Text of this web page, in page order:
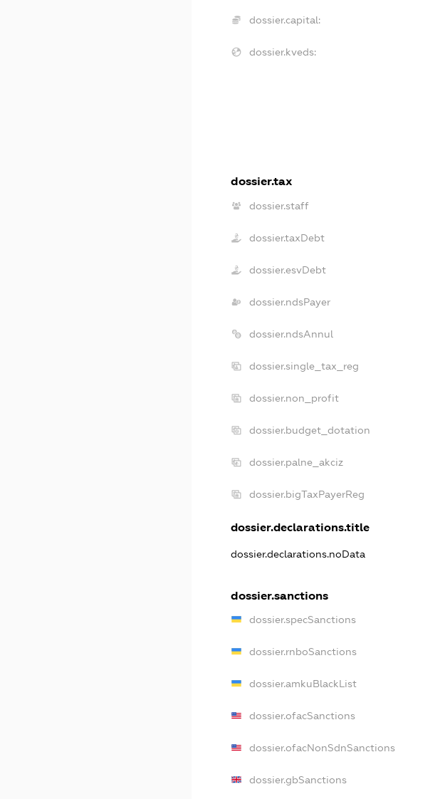
dossier.capital:
dossier.kveds:
dossier.tax
dossier.staff
dossier.taxDebt
dossier.esvDebt
dossier.ndsPayer
dossier.ndsAnnul
dossier.single_tax_reg
dossier.non_profit
dossier.budget_dotation
dossier.palne_akciz
dossier.bigTaxPayerReg
dossier.declarations.title
dossier.declarations.noData
dossier.sanctions
dossier.specSanctions
dossier.rnboSanctions
dossier.amkuBlackList
dossier.ofacSanctions
dossier.ofacNonSdnSanctions
dossier.gbSanctions